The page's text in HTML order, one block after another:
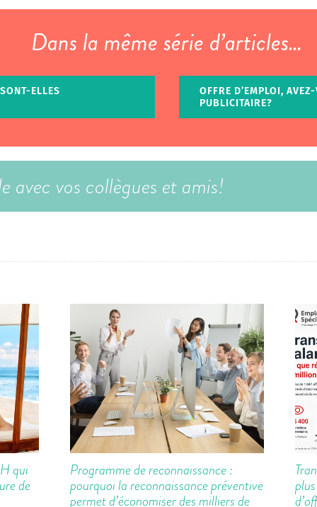
Dans la même série d’articles…
ELLES
OFFRE D’EMPLOI,
PUBLICITAIRE?
avec vos collègues et amis!
qui
de
Programme de reconnaissance :
pourquoi la reconnaissance préventive
permet d’économiser des milliers de